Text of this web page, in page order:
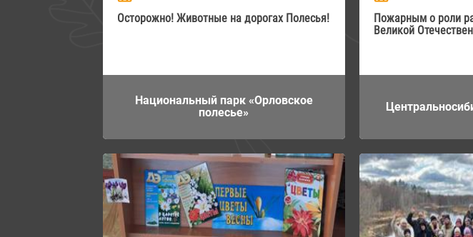
Осторожно! Животные на дорогах Полесья!
Национальный парк «Орловское
полесье»
Пожарным о роли
Великой